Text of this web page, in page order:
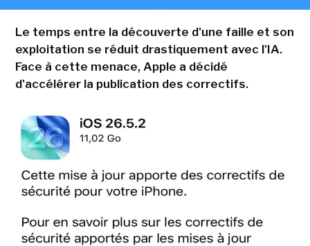
Le temps entre la découverte d'une faille et son
exploitation se réduit drastiquement avec l'IA.
Face à cette menace, Apple a décidé
d'accélérer la publication des correctifs.